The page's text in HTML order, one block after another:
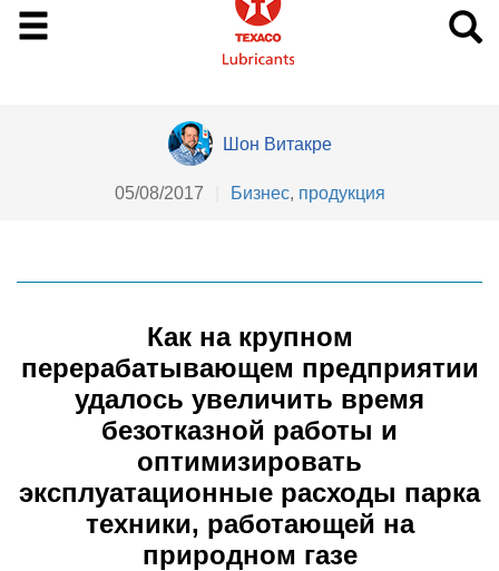
Шон Витакре
05/08/2017 Бизнес, продукция
Как на крупном
перерабатывающем предприятии
удалось увеличить время
безотказной работы и
оптимизировать
эксплуатационные расходы парка
техники, работающей на
природном газе